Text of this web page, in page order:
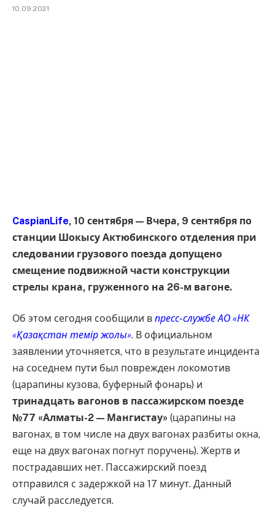
10.09.2021
CaspianLife, 10 сентября — Вчера, 9 сентября по
станции Шокысу Актюбинского отделения при
следовании грузового поезда допущено
смещение подвижной части конструкции
стрелы крана, груженного на 26-м вагоне.
Об этом сегодня сообщили в пресс-службе АО «НК
«Қазақстан темір жолы». В официальном
заявлении уточняется, что в результате инцидента
на соседнем пути был поврежден локомотив
(царапины кузова, буферный фонарь) и
тринадцать вагонов в пассажирском поезде
№77 «Алматы-2 — Мангистау» (царапины на
вагонах, в том числе на двух вагонах разбиты окна,
еще на двух вагонах погнут поручень). Жертв и
пострадавших нет. Пассажирский поезд
отправился с задержкой на 17 минут. Данный
случай расследуется.